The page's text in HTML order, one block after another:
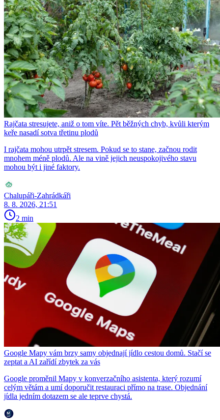
Rajčata stresujete, aniž o tom víte. Pět běžných chyb, kvůli kterým
keře nasadí sotva třetinu plodů
I rajčata mohou utrpět stresem. Pokud se to stane, začnou rodit
mnohem méně plodů. Ale na vině jejich neuspokojivého stavu
mohou být i jiné faktory.
Chalupáři-Zahrádkáři
8. 8. 2026, 21:51
2 min
Google Mapy vám brzy samy objednají jídlo cestou domů. Stačí se
zeptat a AI zařídí zbytek za vás
Google proměnil Mapy v konverzačního asistenta, který rozumí
celým větám a umí doporučit restauraci přímo na trase. Objednání
jídla jedním dotazem se ale teprve chystá.